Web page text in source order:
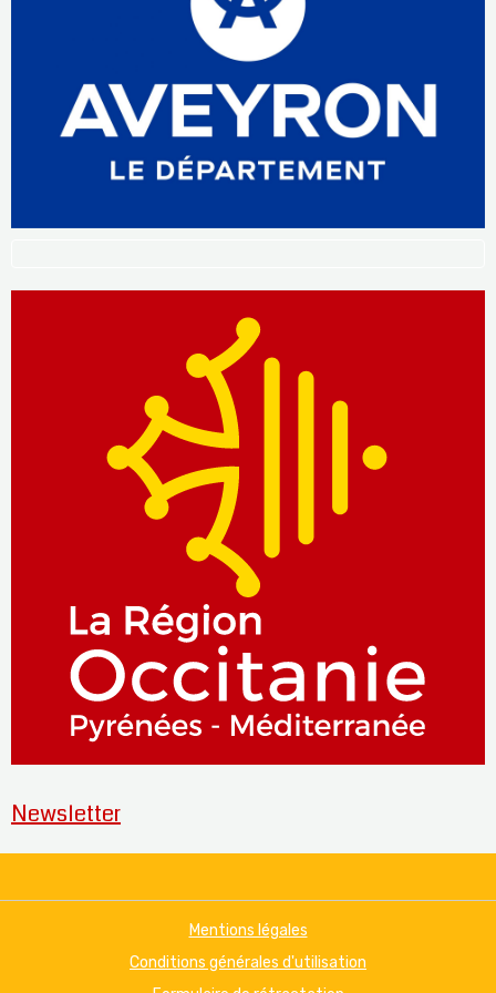
Newsletter
Mentions légales
Conditions générales d'utilisation